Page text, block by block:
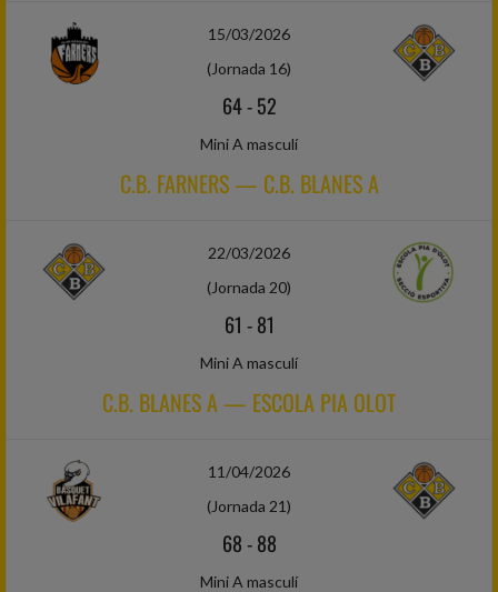
15/03/2026
(Jornada 16)
64-52
Mini A masculí
C.B. FARNERS — C.B. BLANES A
22/03/2026
(Jornada 20)
61 -81
Mini A masculí
C.B. BLANES A — ESCOLA PIA OLOT
11/04/2026
(Jornada 21)
68-88
Mini A masculí